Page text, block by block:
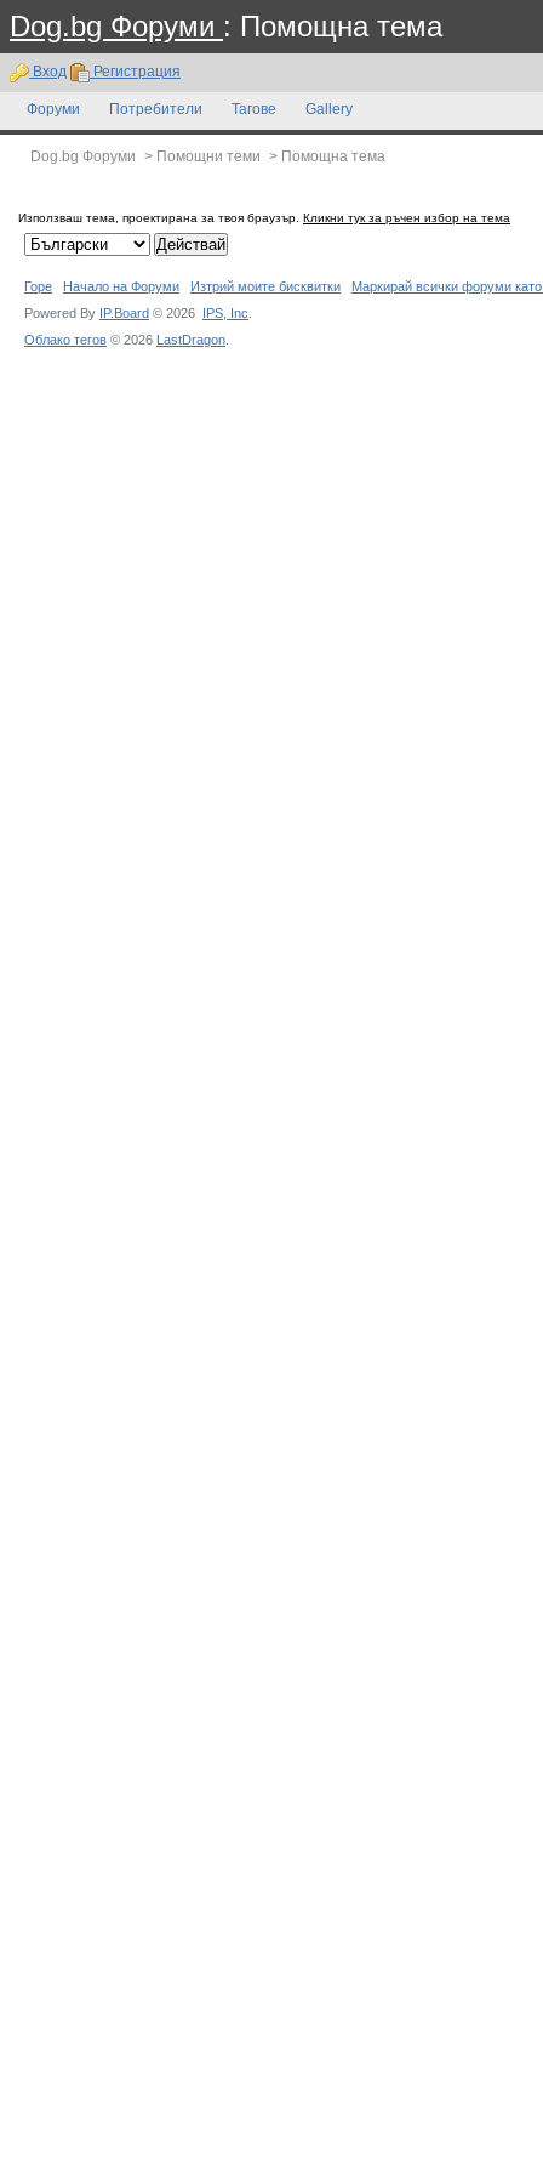
Dog.bg Форуми : Помощна тема
Вход Регистрация
Форуми Потребители Тагове Gallery
Dog.bg Форуми > Помощни теми > Помощна тема
Използваш тема, проектирана за твоя браузър. Кликни тук за ръчен избор на тема
Горе Начало на Форуми Изтрий моите бисквитки
Маркирай всички форуми
Powered By IP.Board © 2026 IPS, Inc
Облако тегов © 2026 LastDragon